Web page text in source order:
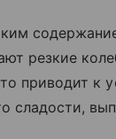
резкие
приводит к
сладости,